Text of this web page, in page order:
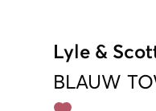
Lyle &
BLAUW